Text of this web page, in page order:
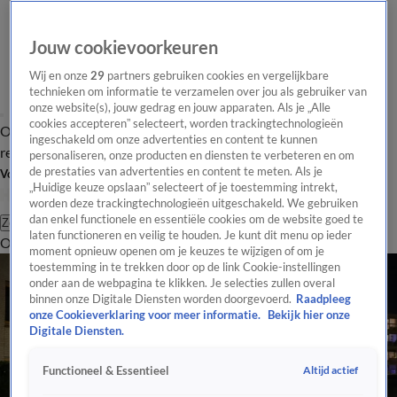
Overzicht Laatste nieuws Regionieuws Het beste van Hart
Tip de
redactie
Volg Hart van Nederland
Zoeken
OverzichtRegioUitzendingenWeerTip de redactiePanelVideo's
Jouw cookievoorkeuren
Wij en onze29 partners gebruiken cookies en vergelijkbare
technieken om informatie te verzamelen over jou als gebruiker van
onze website(s), jouw gedrag en jouw apparaten. Als je „Alle
cookies accepteren” selecteert, worden trackingtechnologieën
ingeschakeld om onze advertenties en content te kunnen
personaliseren, onze producten en diensten te verbeteren en om
de prestaties van advertenties en content te meten. Als je
„Huidige keuze opslaan” selecteert of je toestemming intrekt,
worden deze trackingtechnologieën uitgeschakeld. We gebruiken
dan enkel functionele en essentiële cookies om de website goed te
laten functioneren en veilig te houden. Je kunt dit menu op ieder
moment opnieuw openen om je keuzes te wijzigen of om je
toestemming in te trekken door op de link Cookie-instellingen
onder aan de webpagina te klikken. Je selecties zullen overal
binnen onze Digitale Diensten worden doorgevoerd. Raadpleeg
onze Cookieverklaring voor meer informatie.
Bekijk hier onze
Digitale Diensten.
Functioneel & Essentieel Altijd actief